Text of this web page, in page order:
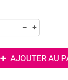
AJOUTER AU